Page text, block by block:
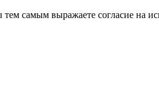
самым выражаете согласие на